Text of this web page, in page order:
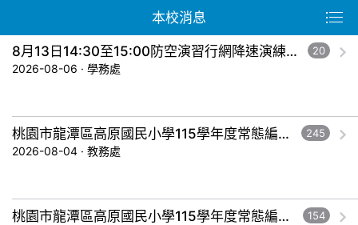
本校消息
8月13日14:30至15:00防空演習行網降速演練，請預為因應，詳洽NCC官網 20
2026-08-06 · 學務處
桃園市龍潭區高原國民小學115學年度常態編班暨導師編配作業結果公告-五年級。 245
2026-08-04 · 教務處
桃園市龍潭區高原國民小學115學年度常態編班暨導師編配作業結果公告-三年級。 154